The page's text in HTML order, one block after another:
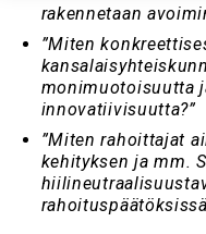
rakennetaan
”Miten
monimuotoisuutta
innovatiivisuutta?”
”Miten rahoittajat
kehityksen ja mm.